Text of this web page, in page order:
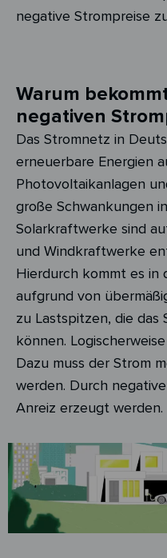
negative Strompreise
Warum
negativen
Das Stromnetz in
erneuerbare Energien
Photovoltaikanlagen
große Schwankungen
Solarkraftwerke sind
und Windkraftwerke
Hierdurch kommt es in
aufgrund von
zu Lastspitzen, die das
können.
Dazu muss der Strom
werden. Durch
Anreiz erzeugt werden.